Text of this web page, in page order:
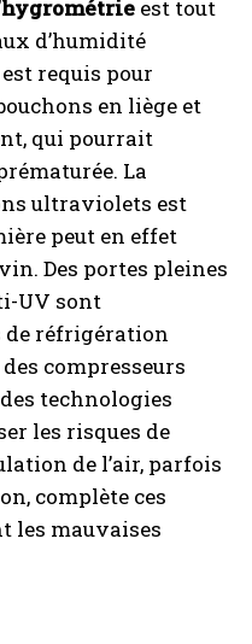
est tout
d’humidité
est requis pour
en liège et
qui pourrait
La
ultraviolets est
peut en effet
Des portes pleines
UV sont
de réfrigération
compresseurs
technologies
les risques de
de l’air, parfois
complète ces
les mauvaises